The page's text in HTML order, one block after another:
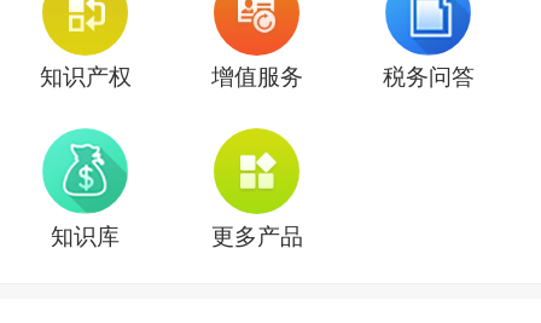
知识产权 增值服务 税务问答
知识库 更多产品